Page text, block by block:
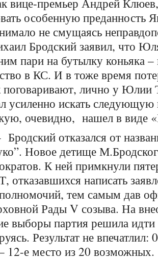
особенную преданность
не смущаясь
Бродский заявил, что
пари на бутылку коньяка
в КС. И в тоже время
лично у
усиленно искать
очевидно, нашел в виде
отказался от
Новое детище
К ней примкнули
написать
тем самым дав
Рады V созыва. На
выборы партия решила идти
Результат не впечатлил:
12-е место из 20 возможных.